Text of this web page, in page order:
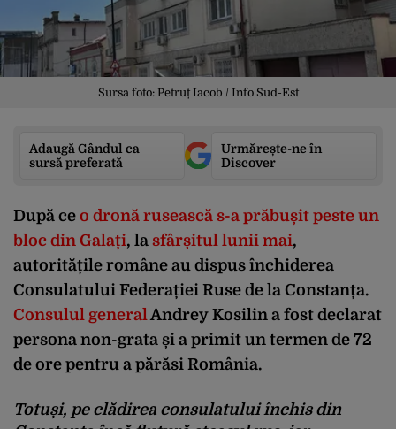
Sursa foto: Petruț Iacob / Info Sud-Est
Adaugă Gândul ca
sursă preferată
Urmărește-ne în
Discover
După ce o dronă rusească s-a prăbușit peste un
bloc din Galați, la sfârșitul lunii mai,
autoritățile române au dispus închiderea
Consulatului Federației Ruse de la Constanța.
Consulul general Andrey Kosilin a fost declarat
persona non-grata și a primit un termen de 72
de ore pentru a părăsi România.
Totuși, pe clădirea consulatului închis din